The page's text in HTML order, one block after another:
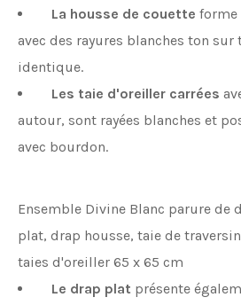
La housse de couette forme
avec des rayures blanches ton sur
identique.
Les taie d'oreiller carrées
autour, sont rayées blanches et
avec bourdon.
Ensemble Divine Blanc parure de
plat, drap housse, taie de
taies d'oreiller 65 x 65 cm
Le drap plat présente